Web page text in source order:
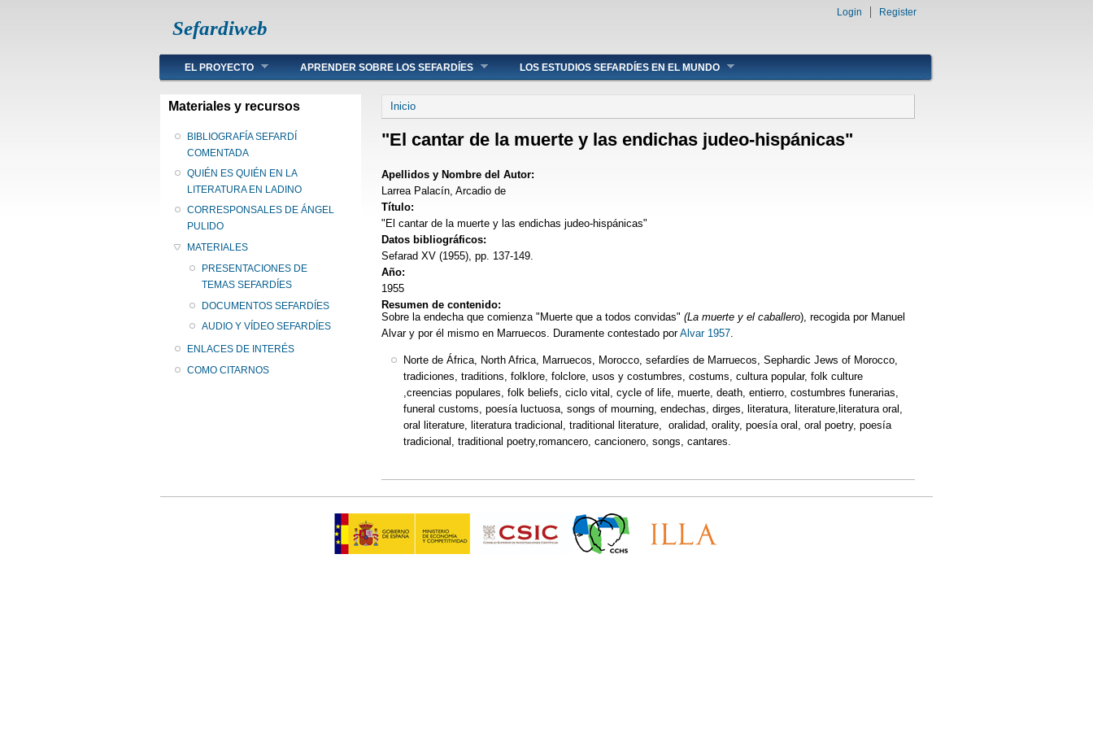
Sefardiweb
Login Register
Main menu
EL PROYECTO APRENDER SOBRE LOS SEFARDÍES LOS ESTUDIOS SEFARDÍES EN EL MUNDO
Materiales y recursos
BIBLIOGRAFÍA SEFARDÍ
COMENTADA
QUIÉN ES QUIÉN EN LA
LITERATURA EN LADINO
CORRESPONSALES DE ÁNGEL
PULIDO
MATERIALES
PRESENTACIONES DE
TEMAS SEFARDÍES
DOCUMENTOS SEFARDÍES
AUDIO Y VÍDEO SEFARDÍES
ENLACES DE INTERÉS
COMO CITARNOS
Se encuentra usted aquí
Inicio
"El cantar de la muerte y las endichas judeo-hispánicas"
Apellidos y Nombre del Autor:
Larrea Palacín, Arcadio de
Título:
"El cantar de la muerte y las endichas judeo-hispánicas"
Datos bibliográficos:
Sefarad XV (1955), pp. 137-149.
Año:
1955
Resumen de contenido:
Sobre la endecha que comienza "Muerte que a todos convidas" (La muerte y el caballero), recogida por Manuel
Alvar y por él mismo en Marruecos. Duramente contestado porAlvar 1957
Norte de África, North Africa, Marruecos, Morocco, sefardíes de Marruecos, Sephardic Jews of Morocco,
tradiciones, traditions, folklore, folclore, usos y costumbres, costums, cultura popular, folk culture
,creencias populares, folk beliefs, ciclo vital, cycle of life, muerte, death, entierro, costumbres funerarias,
funeral customs, poesía luctuosa, songs of mourning, endechas, dirges, literatura, literature,literatura oral,
oral literature, literatura tradicional, traditional literature, oralidad, orality, poesía oral, oral poetry, poesía
tradicional, traditional poetry,romancero, cancionero, songs, cantares.